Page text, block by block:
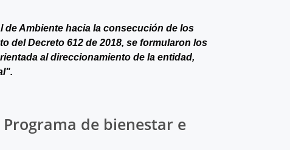
Ambiente hacia la consecución de los
del Decreto 612 de 2018, se formularon los
al direccionamiento de la entidad,
de bienestar e